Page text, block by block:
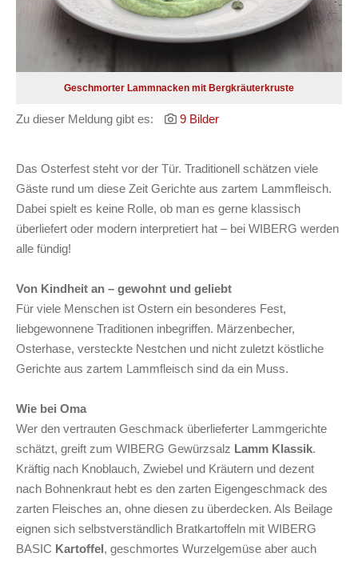
Geschmorter Lammnacken mit Bergkräuterkruste
Zu dieser Meldung gibt es: 9 Bilder
Das Osterfest steht vor der Tür. Traditionell schätzen viele
Gäste rund um diese Zeit Gerichte aus zartem Lammfleisch.
Dabei spielt es keine Rolle, ob man es gerne klassisch
überliefert oder modern interpretiert hat – bei WIBERG werden
alle fündig!
Von Kindheit an – gewohnt und geliebt
Für viele Menschen ist Ostern ein besonderes Fest,
liebgewonnene Traditionen inbegriffen. Märzenbecher,
Osterhase, versteckte Nestchen und nicht zuletzt köstliche
Gerichte aus zartem Lammfleisch sind da ein Muss.
Wie bei Oma
Wer den vertrauten Geschmack überlieferter Lammgerichte
schätzt, greift zum WIBERG Gewürzsalz Lamm Klassik.
Kräftig nach Knoblauch, Zwiebel und Kräutern und dezent
nach Bohnenkraut hebt es den zarten Eigengeschmack des
zarten Fleisches an, ohne diesen zu überdecken. Als Beilage
eignen sich selbstverständlich Bratkartoffeln mit WIBERG
BASIC Kartoffel, geschmortes Wurzelgemüse aber auch